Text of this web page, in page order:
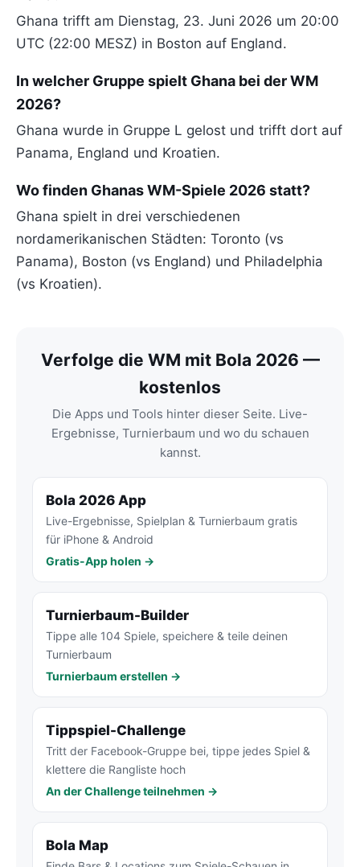
Ghana trifft am Dienstag, 23. Juni 2026 um 20:00
UTC (22:00 MESZ) in Boston auf England.
In welcher Gruppe spielt Ghana bei der WM
2026?
Ghana wurde in Gruppe L gelost und trifft dort auf
Panama, England und Kroatien.
Wo finden Ghanas WM-Spiele 2026 statt?
Ghana spielt in drei verschiedenen
nordamerikanischen Städten: Toronto (vs
Panama), Boston (vs England) und Philadelphia
(vs Kroatien).
Verfolge die WM mit Bola 2026 —
kostenlos
Die Apps und Tools hinter dieser Seite. Live-
Ergebnisse, Turnierbaum und wo du schauen
kannst.
Bola 2026 App
Live-Ergebnisse, Spielplan & Turnierbaum gratis
für iPhone & Android
Gratis-App holen →
Turnierbaum-Builder
Tippe alle 104 Spiele, speichere & teile deinen
Turnierbaum
Turnierbaum erstellen →
Tippspiel-Challenge
Tritt der Facebook-Gruppe bei, tippe jedes Spiel &
klettere die Rangliste hoch
An der Challenge teilnehmen →
Bola Map